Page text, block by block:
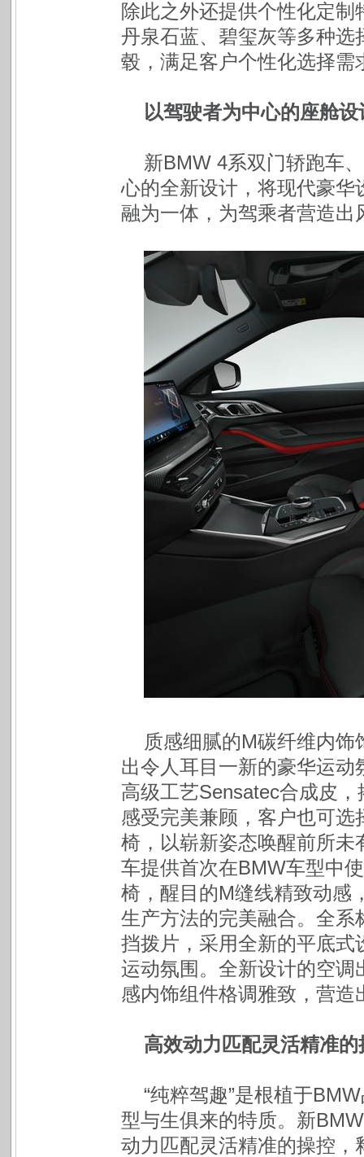
除此之外还提供个性化定
丹泉石蓝、碧玺灰等多种
毂，满足客户个性化选择
以驾驶者为中心的座舱
新BMW 4系双门轿跑车
心的全新设计，将现代豪
融为一体，为驾乘者营造
质感细腻的M碳纤维内
出令人耳目一新的豪华运
高级工艺Sensatec合成皮
感受完美兼顾，客户也可
椅，以崭新姿态唤醒前所
车提供首次在BMW车型中
椅，醒目的M缝线精致动感
生产方法的完美融合。全
挡拨片，采用全新的平底
运动氛围。全新设计的空
感内饰组件格调雅致，营
高效动力匹配灵活精准
“纯粹驾趣”是根植于
型与生俱来的特质。新
动力匹配灵活精准的操控，